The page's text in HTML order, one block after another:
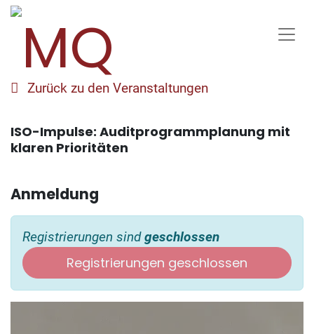
Zurück zu den Veranstaltungen
ISO-Impulse: Auditprogrammplanung mit
klaren Prioritäten
Anmeldung
Registrierungen sindgeschlossen
Registrierungen geschlossen